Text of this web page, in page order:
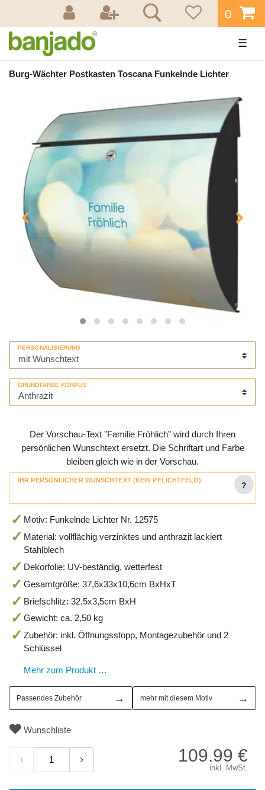
0
☰
Burg-Wächter Postkasten Toscana Funkelnde Lichter
PERSONALISIERUNG
GRUNDFARBE KORPUS
Der Vorschau-Text "Familie Fröhlich" wird durch Ihren
persönlichen Wunschtext ersetzt. Die Schriftart und Farbe
bleiben gleich wie in der Vorschau.
IHR PERSÖNLICHER WUNSCHTEXT (KEIN PFLICHTFELD)
?
Motiv: Funkelnde Lichter Nr. 12575
Material: vollflächig verzinktes und anthrazit lackiert
Stahlblech
Dekorfolie: UV-beständig, wetterfest
Gesamtgröße: 37,6x33x10,6cm BxHxT
Briefschlitz: 32,5x3,5cm BxH
Gewicht: ca. 2,50 kg
Zubehör: inkl. Öffnungsstopp, Montagezubehör und 2
Schlüssel
Mehr zum Produkt …
Passendes Zubehör → mehr mit diesem Motiv →
Wunschliste
109.99 €
inkl. MwSt.